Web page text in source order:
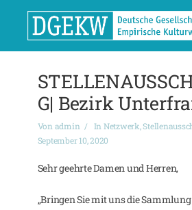
G| Bezirk
Von admin In Netzwerk,
September 10, 2020
Sehr geehrte Damen und Herren,
„Bringen Sie mit uns die